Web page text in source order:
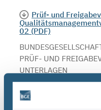
Prüf- und
02 (PDF)
PRÜF- UND
UNTERLAGEN
QMV 02 : ,.. In Projekt
Funktion/Thema